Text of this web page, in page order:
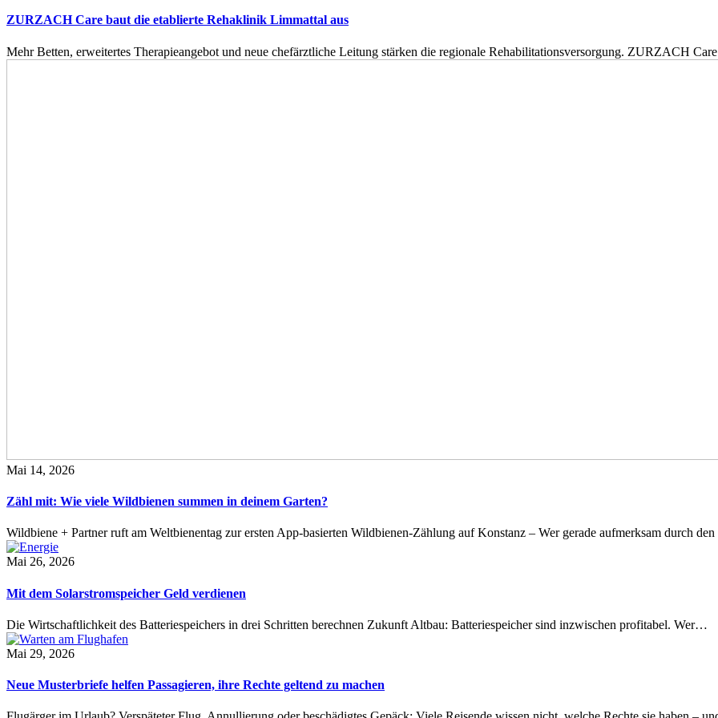
ZURZACH Care baut die etablierte Rehaklinik Limmattal aus
Mehr Betten, erweitertes Therapieangebot und neue chefärztliche Leitung stärken die regionale Rehabilitationsversorgung. ZURZACH
Mai 14, 2026
Zähl mit: Wie viele Wildbienen summen in deinem Garten?
Wildbiene + Partner ruft am Weltbienentag zur ersten App-basierten Wildbienen-Zählung auf Konstanz – Wer gerade aufmerksam durch
Mai 26, 2026
Mit dem Solarstromspeicher Geld verdienen
Die Wirtschaftlichkeit des Batteriespeichers in drei Schritten berechnen Zukunft Altbau: Batteriespeicher sind inzwischen profitabel. Wer…
Mai 29, 2026
Neue Musterbriefe helfen Passagieren, ihre Rechte geltend zu machen